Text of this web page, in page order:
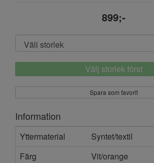
899;-
Välj storlek först
Spara som favorit
Information
Yttermaterial
Syntet/textil
Färg
Vit/orange